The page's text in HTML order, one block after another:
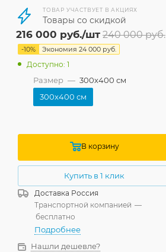
ТОВАР УЧАСТВУЕТ В АКЦИЯХ
Товары со скидкой
216 000 руб./шт 240 000руб.
-10% Экономия 24 000 руб.
Доступно: 1
Размер — 300x400 см
300x400 см
В корзину
Купить в 1 клик
Доставка Россия
Транспортной компанией —
бесплатно
Подробнее
Нашли дешевле?